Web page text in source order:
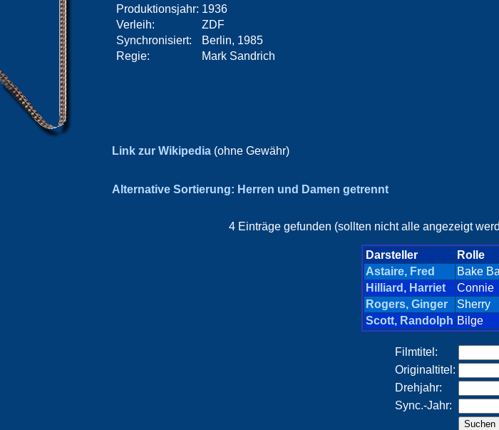
Produktionsjahr: 1936
Verleih:
ZDF
Synchronisiert:
Berlin, 1985
Regie:
Mark Sandrich
Link zur Wikipedia (ohne Gewähr)
Alternative Sortierung: Herren und Damen getrennt
4 Einträge gefunden (sollten nicht alle angezeigt
Darsteller Rolle
Astaire, Fred
Bake
Hilliard, Harriet
Connie
Rogers, Ginger
Sherry
Scott, Randolph Bilge
Filmtitel:
Originaltitel:
Drehjahr:
Sync.-Jahr: